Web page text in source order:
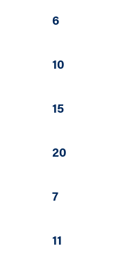
6
10
15
20
7
11